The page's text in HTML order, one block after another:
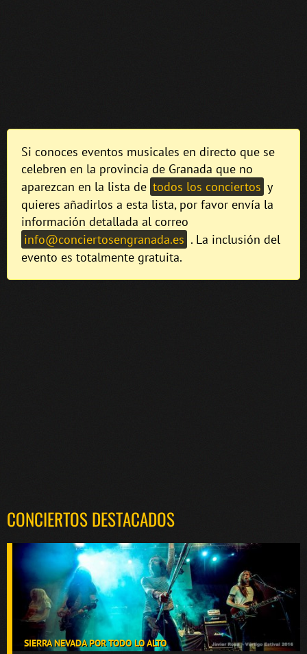
Si conoces eventos musicales en directo que se
celebren en la provincia de Granada que no
aparezcan en la lista de todos los conciertos y
quieres añadirlos a esta lista, por favor envía la
información detallada al correo
info@conciertosengranada.es . La inclusión del
evento es totalmente gratuita.
CONCIERTOS DESTACADOS
SIERRA NEVADA POR TODO LO ALTO